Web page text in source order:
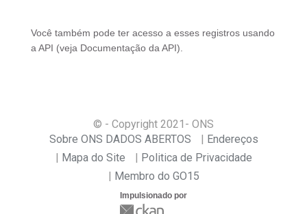
Você também pode ter acesso a esses registros usando
a API (veja Documentação da API ).
© - Copyright 2021 - ONS
Sobre ONS DADOS ABERTOS
Endereços
Mapa do Site
Politica de Privacidade
Membro do GO15
Impulsionado por